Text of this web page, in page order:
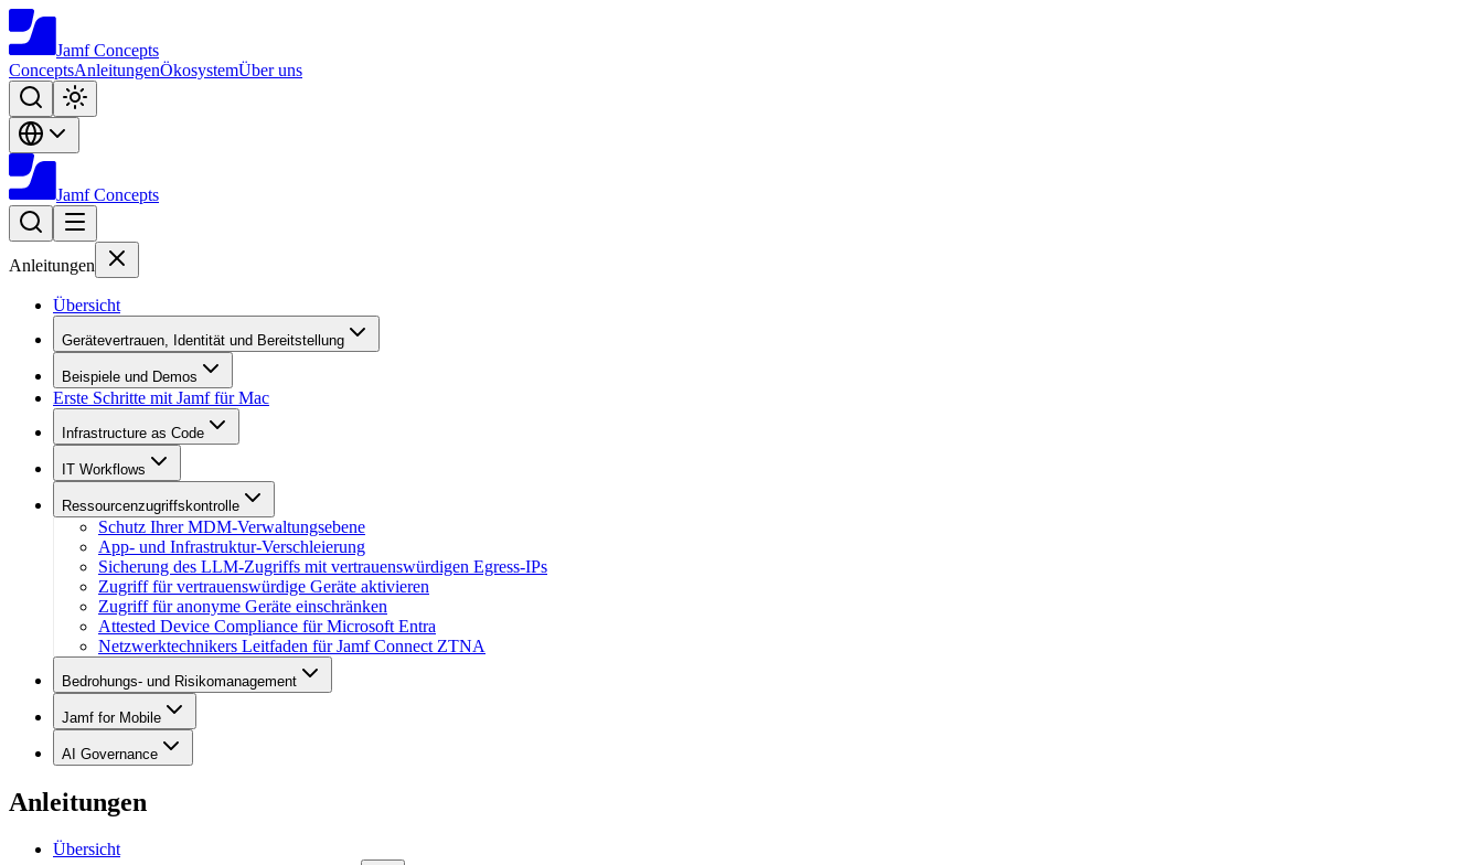
Jamf Concepts
ConceptsAnleitungenÖkosystemÜber uns
Jamf Concepts
Anleitungen
Übersicht
Gerätevertrauen, Identität und Bereitstellung
Beispiele und Demos
Erste Schritte mit Jamf für Mac
Infrastructure as Code
IT Workflows
Ressourcenzugriffskontrolle
Schutz Ihrer MDM-Verwaltungsebene
App- und Infrastruktur-Verschleierung
Sicherung des LLM-Zugriffs mit vertrauenswürdigen Egress-IPs
Zugriff für vertrauenswürdige Geräte aktivieren
Zugriff für anonyme Geräte einschränken
Attested Device Compliance für Microsoft Entra
Netzwerktechnikers Leitfaden für Jamf Connect ZTNA
Bedrohungs- und Risikomanagement
Jamf for Mobile
AI Governance
Anleitungen
Übersicht